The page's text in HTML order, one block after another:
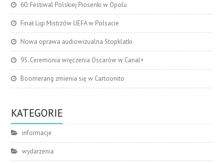
60. Festiwal Polskiej Piosenki w Opolu
Finał Ligi Mistrzów UEFA w Polsacie
Nowa oprawa audiowizualna Stopklatki
95. Ceremonia wręczenia Oscarów w Canal+
Boomerang zmienia się w Cartoonito
KATEGORIE
informacje
wydarzenia